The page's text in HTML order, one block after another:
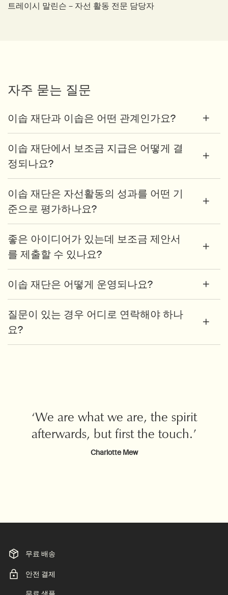
트레이시 말린슨 – 자선 활동 전문 담당자
자주 묻는 질문
이솝 재단과 이솝은 어떤 관계인가요?
이솝 재단에서 보조금 지급은 어떻게 결
정되나요?
이솝 재단은 자선활동의 성과를 어떤 기
준으로 평가하나요?
좋은 아이디어가 있는데 보조금 제안서
를 제출할 수 있나요?
이솝 재단은 어떻게 운영되나요?
질문이 있는 경우 어디로 연락해야 하나
요?
‘We are what we are, the spirit
afterwards, but first the touch.’
Charlotte Mew
무료 배송
안전 결제